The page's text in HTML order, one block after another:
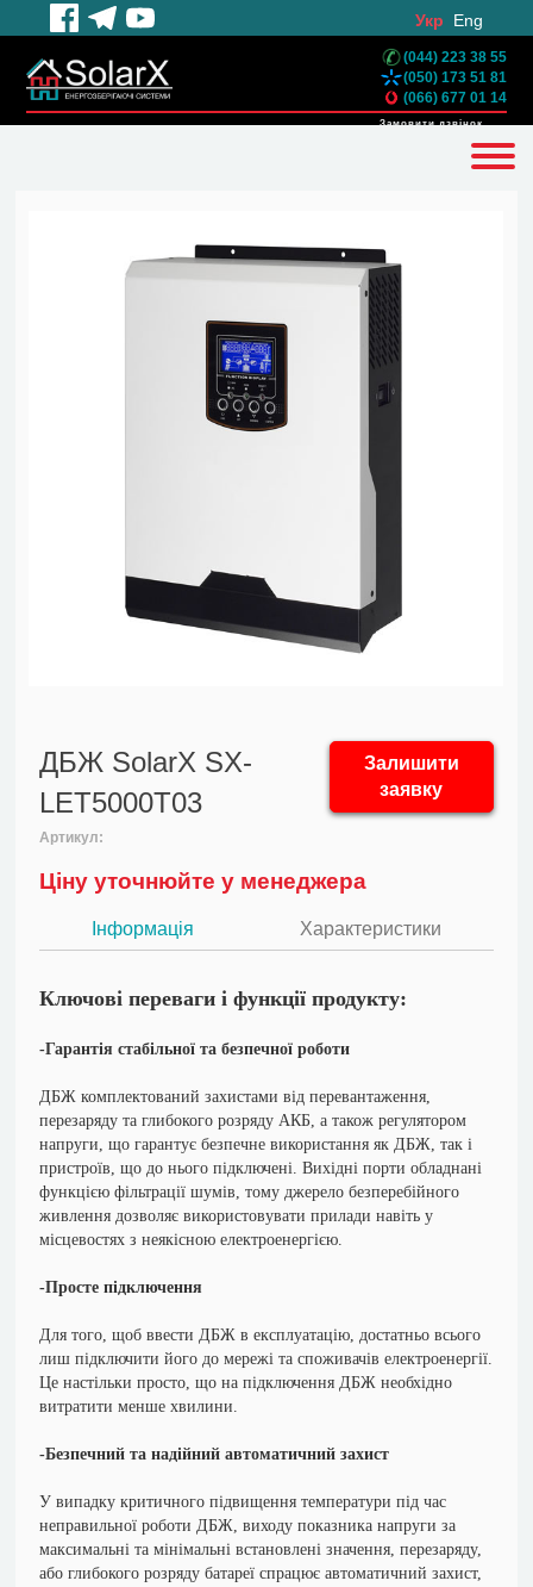
Укр Eng
(044) 223 38 55
(050) 173 51 81
(066) 677 01 14
Замовити дзвінок
ДБЖ SolarX SX-
LET5000Т03
Залишити
заявку
Артикул:
Ціну уточнюйте у менеджера
Інформація Характеристики
Ключові переваги і функції продукту:
-Гарантія стабільної та безпечної роботи
ДБЖ комплектований захистами від перевантаження,
перезаряду та глибокого розряду АКБ, а також регулятором
напруги, що гарантує безпечне використання як ДБЖ, так і
пристроїв, що до нього підключені. Вихідні порти обладнані
функцією фільтрації шумів, тому джерело безперебійного
живлення дозволяє використовувати прилади навіть у
місцевостях з неякісною електроенергією.
-Просте підключення
Для того, щоб ввести ДБЖ в експлуатацію, достатньо всього
лиш підключити його до мережі та споживачів електроенергії.
Це настільки просто, що на підключення ДБЖ необхідно
витратити менше хвилини.
-Безпечний та надійний автоматичний захист
У випадку критичного підвищення температури під час
неправильної роботи ДБЖ, виходу показника напруги за
максимальні та мінімальні встановлені значення, перезаряду,
або глибокого розряду батареї спрацює автоматичний захист,